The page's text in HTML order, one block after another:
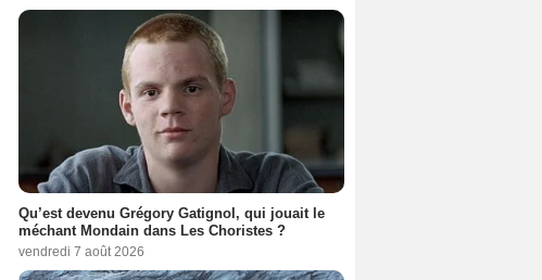
Qu’est devenu Grégory Gatignol, qui jouait le
méchant Mondain dans Les Choristes ?
vendredi 7 août 2026